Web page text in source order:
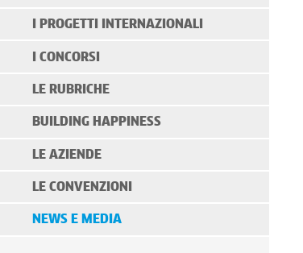
I PROGETTI INTERNAZIONALI
I CONCORSI
LE RUBRICHE
BUILDING HAPPINESS
LE AZIENDE
LE CONVENZIONI
NEWS E MEDIA